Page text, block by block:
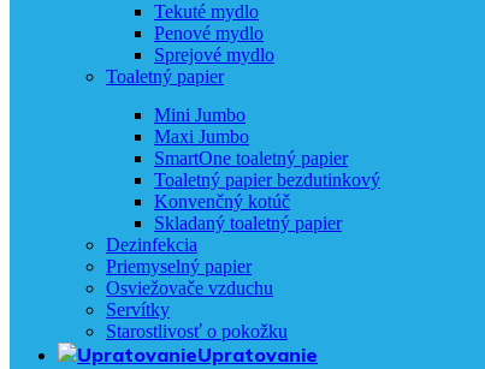
Tekuté mydlo
Penové mydlo
Sprejové mydlo
Toaletný papier
Mini Jumbo
Maxi Jumbo
SmartOne toaletný papier
Toaletný papier bezdutinkový
Konvenčný kotúč
Skladaný toaletný papier
Dezinfekcia
Priemyselný papier
Osviežovače vzduchu
Servítky
Starostlivosť o pokožku
Upratovanie